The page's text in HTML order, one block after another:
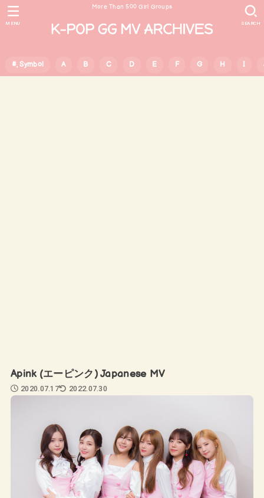
More Than 500 Girl Groups
#, Symbol A B C D E F G H I
SEARCH
MENU
Apink (エーピンク) Japanese MV
2020.07.17 2022.07.30